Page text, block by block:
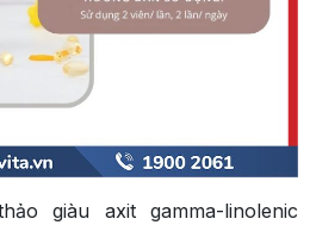
giàu axit gamma-linolenic